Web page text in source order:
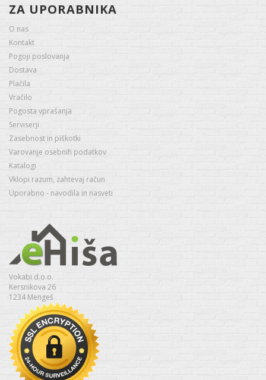
ZA UPORABNIKA
O nas
Kontakt
Pogoji poslovanja
Dostava
Plačila
Vračilo
Pogosta vprašanja
Serviserji
Zasebnost in piškotki
Varovanje osebnih podatkov
Katalogi
Vklopi razum, zahtevaj račun
Uporabno - navodila in nasveti
Vokabi d.o.o.
Kersnikova 26
1234 Mengeš